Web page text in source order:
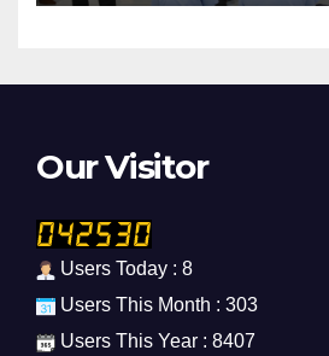
Our Visitor
Users Today : 8
Users This Month : 303
Users This Year : 8407